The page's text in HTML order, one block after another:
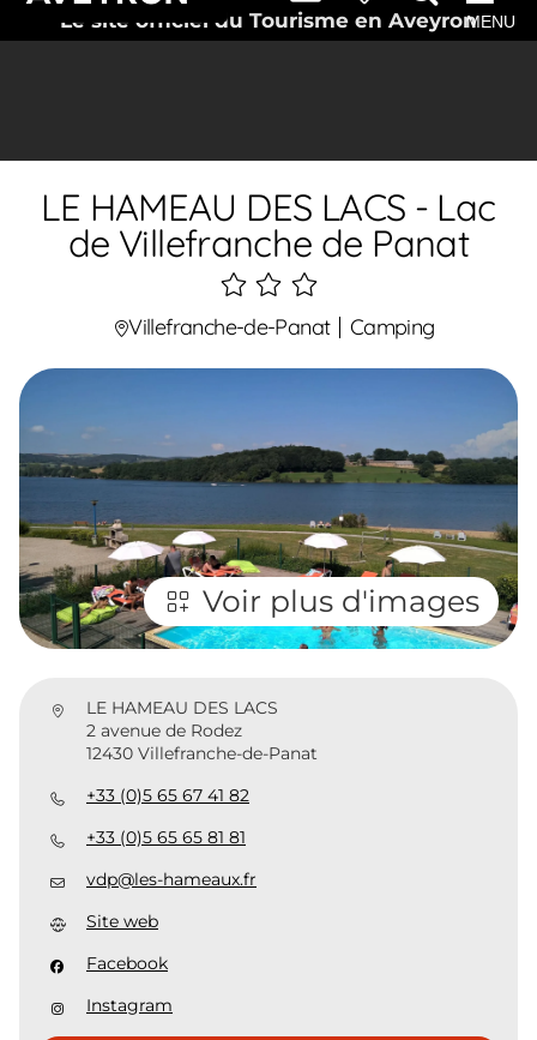
Le site officiel du Tourisme en AveyronMENU
LE HAMEAU DES LACS - Lac
de Villefranche de Panat
3
étoiles
Villefranche-de-Panat Camping
Voir plus d'images
LE HAMEAU DES LACS
2 avenue de Rodez
12430 Villefranche-de-Panat
+33 (0)5 65 67 41 82
+33 (0)5 65 65 81 81
vdp@les-hameaux.fr
Site web
Facebook
Instagram